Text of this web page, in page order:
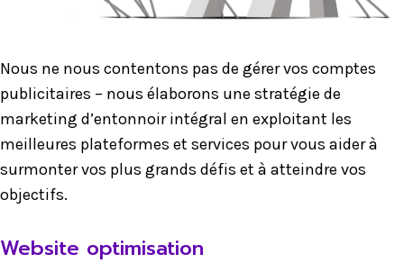
Nous ne nous contentons pas de gérer vos comptes
publicitaires – nous élaborons une stratégie de
marketing d’entonnoir intégral en exploitant les
meilleures plateformes et services pour vous aider à
surmonter vos plus grands défis et à atteindre vos
objectifs.
Website optimisation